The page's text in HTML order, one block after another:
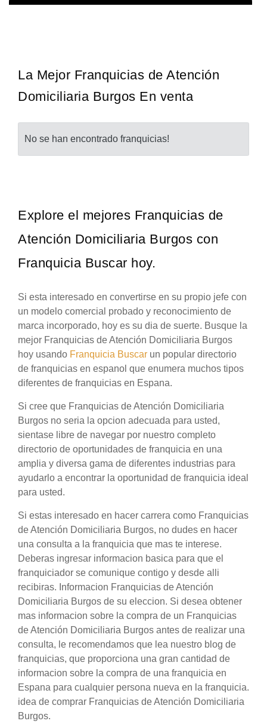
La Mejor Franquicias de Atención
Domiciliaria Burgos En venta
No se han encontrado franquicias!
Explore el mejores Franquicias de
Atención Domiciliaria Burgos con
Franquicia Buscar hoy.
Si esta interesado en convertirse en su propio jefe con
un modelo comercial probado y reconocimiento de
marca incorporado, hoy es su dia de suerte. Busque la
mejor Franquicias de Atención Domiciliaria Burgos
hoy usando Franquicia Buscar un popular directorio
de franquicias en espanol que enumera muchos tipos
diferentes de franquicias en Espana.
Si cree que Franquicias de Atención Domiciliaria
Burgos no seria la opcion adecuada para usted,
sientase libre de navegar por nuestro completo
directorio de oportunidades de franquicia en una
amplia y diversa gama de diferentes industrias para
ayudarlo a encontrar la oportunidad de franquicia ideal
para usted.
Si estas interesado en hacer carrera como Franquicias
de Atención Domiciliaria Burgos, no dudes en hacer
una consulta a la franquicia que mas te interese.
Deberas ingresar informacion basica para que el
franquiciador se comunique contigo y desde alli
recibiras. Informacion Franquicias de Atención
Domiciliaria Burgos de su eleccion. Si desea obtener
mas informacion sobre la compra de un Franquicias
de Atención Domiciliaria Burgos antes de realizar una
consulta, le recomendamos que lea nuestro blog de
franquicias, que proporciona una gran cantidad de
informacion sobre la compra de una franquicia en
Espana para cualquier persona nueva en la franquicia.
idea de comprar Franquicias de Atención Domiciliaria
Burgos.